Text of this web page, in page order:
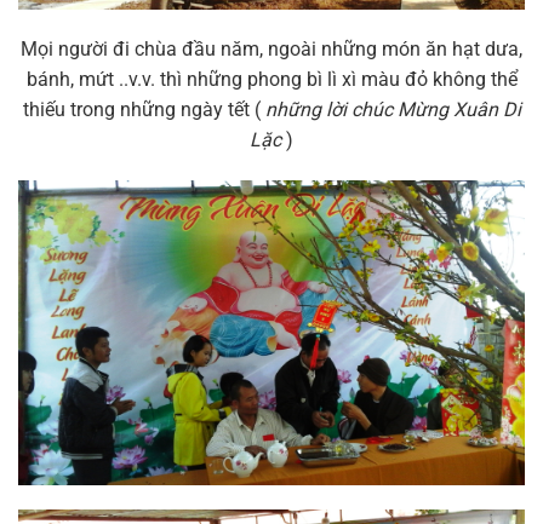
Mọi người đi chùa đầu năm, ngoài những món ăn hạt dưa,
bánh, mứt ..v.v. thì những phong bì lì xì màu đỏ không thể
thiếu trong những ngày tết ( những lời chúc Mừng Xuân Di
Lặc)